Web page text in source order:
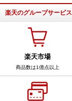
楽天のグループサービス
楽天市場
商品数は1億点以上